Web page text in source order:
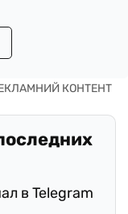
в Telegram